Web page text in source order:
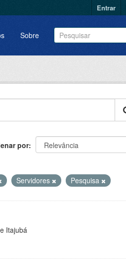
Entrar
Sobre
por
Servidores Pesquisa
Itajubá